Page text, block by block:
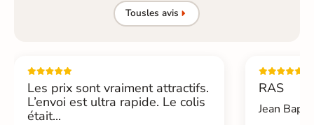
Tousles avis
Les prix sont vraiment attractifs.
L’envoi est ultra rapide. Le colis
était...
RAS
Jean